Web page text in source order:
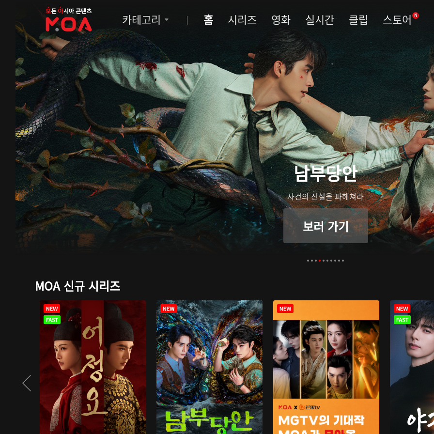
MOA
카테고리 홈 시리즈 영화 실시간 클립 스토어 N
남부당안
사건의 진실을 파헤쳐라
보러 가기
MOA 신규 시리즈